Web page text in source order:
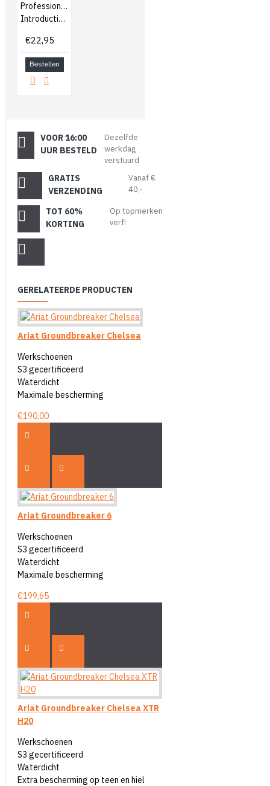
Professionele kwasten
Introductie actie!
€22,95
Bestellen
VOOR 16:00
UUR BESTELD
Dezelfde
werkdag
verstuurd
GRATIS
VERZENDING
Vanaf €
40,-
TOT 60%
KORTING
Op topmerken
verf!
GERELATEERDE PRODUCTEN
Ariat Groundbreaker Chelsea
Werkschoenen
S3 gecertificeerd
Waterdicht
Maximale bescherming
€190,00
Ariat Groundbreaker 6
Werkschoenen
S3 gecertificeerd
Waterdicht
Maximale bescherming
€199,65
Ariat Groundbreaker Chelsea XTR
H20
Werkschoenen
S3 gecertificeerd
Waterdicht
Extra bescherming op teen en hiel